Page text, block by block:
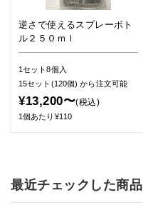
逆さで使えるスプレーボト
ル２５０ｍｌ
1セット8個入
15セット(120個)から注文可能
¥13,200〜(税込)
1個あたり¥110
最近チェックした商品